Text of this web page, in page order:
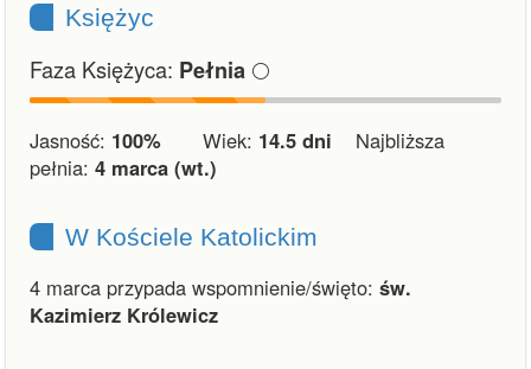
Księżyc
Faza Księżyca: Pełnia 🌕
Jasność: 100% Wiek: 14.5 dni Najbliższa
pełnia: 4 marca (wt.)
W Kościele Katolickim
4 marca przypada wspomnienie/święto: św.
Kazimierz Królewicz